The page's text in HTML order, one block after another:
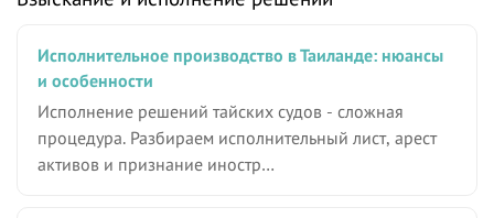
Исполнительное производство в Таиланде: нюансы
и особенности
Исполнение решений тайских судов - сложная
процедура. Разбираем исполнительный лист, арест
активов и признание иностр…